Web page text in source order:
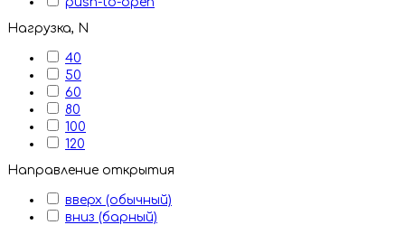
Нагрузка, N
40
50
60
80
100
120
Направление открытия
вверх (обычный)
вниз (барный)